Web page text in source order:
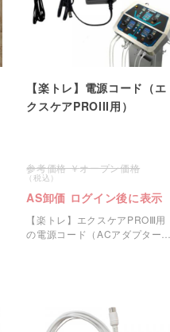
【楽トレ】電源コード（エ
クスケアPROIII用）
オープン価格
AS卸価 ログイン後に表示
【楽トレ】エクスケアPROⅢ用
の電源コード（ACアダプター